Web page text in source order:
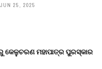
JUN 25, 2025
କେଳୁଚରଣ ମହାପାତ୍ର ପୁରସ୍କାର